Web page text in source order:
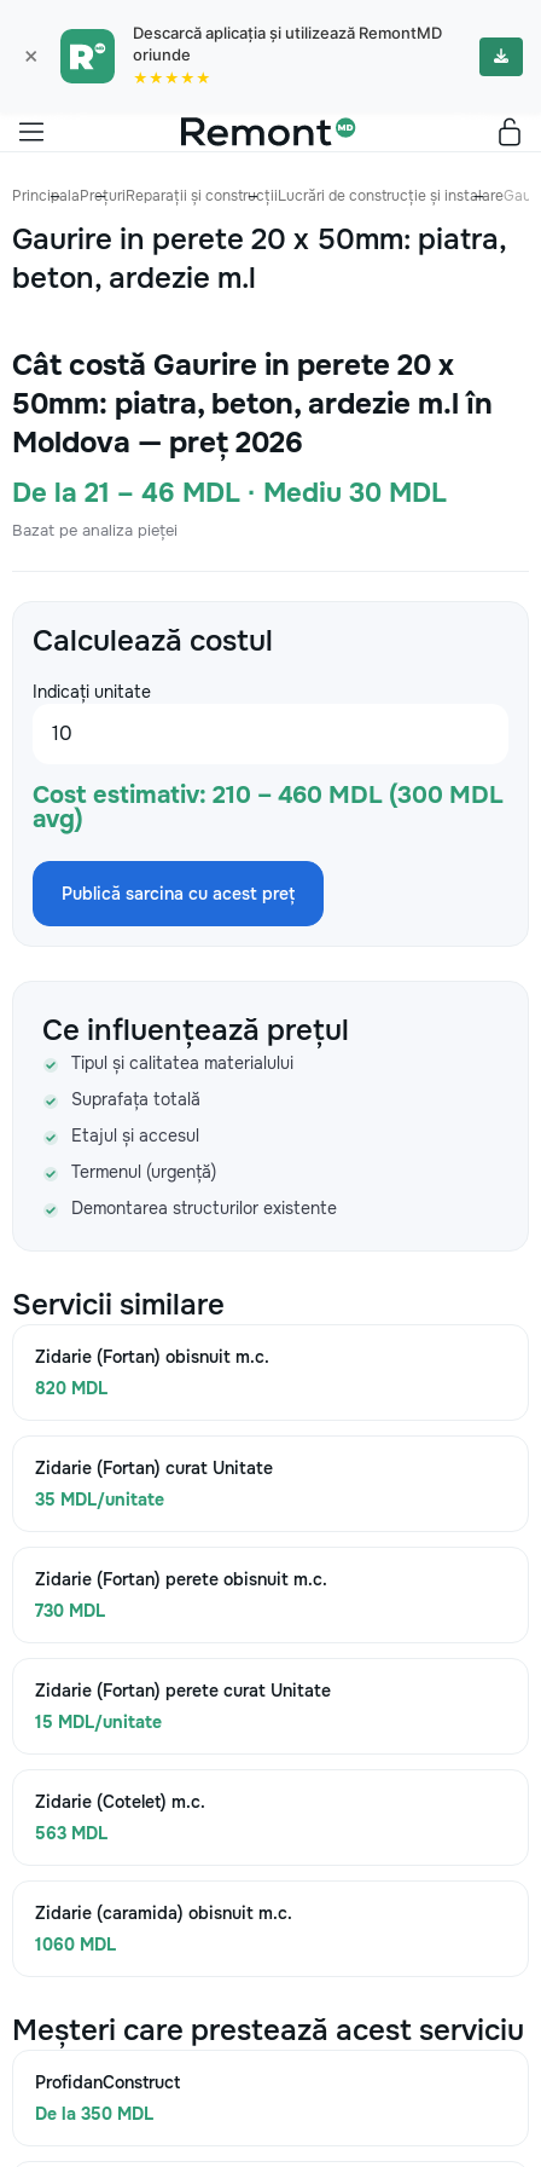
×
Descarcă aplicația și utilizează RemontMD
oriunde
★★★★★
PrincipalaPrețuriReparații și construcțiiLucrări de construcție și instalare
Gaurire in perete 20 x 50mm: piatra,
beton, ardezie m.l
Cât costă Gaurire in perete 20 x
50mm: piatra, beton, ardezie m.l în
Moldova — preț 2026
De la 21 – 46 MDL · Mediu 30 MDL
Bazat pe analiza pieței
Calculează costul
Indicați unitate
Cost estimativ: 210 – 460 MDL (300 MDL
avg)
Publică sarcina cu acest preț
Ce influențează prețul
Tipul și calitatea materialului
Suprafața totală
Etajul și accesul
Termenul (urgență)
Demontarea structurilor existente
Servicii similare
Zidarie (Fortan) obisnuit m.c.
820 MDL
Zidarie (Fortan) curat Unitate
35 MDL/unitate
Zidarie (Fortan) perete obisnuit m.c.
730 MDL
Zidarie (Fortan) perete curat Unitate
15 MDL/unitate
Zidarie (Cotelet) m.c.
563 MDL
Zidarie (caramida) obisnuit m.c.
1060 MDL
Meșteri care prestează acest serviciu
ProfidanConstruct
De la 350 MDL